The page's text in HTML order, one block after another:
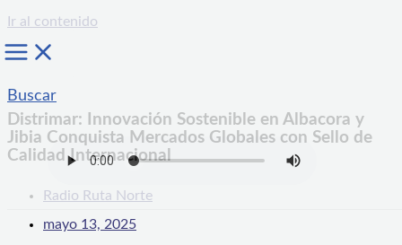
Ir al contenido
Buscar
Distrimar: Innovación Sostenible en Albacora y
Jibia Conquista Mercados Globales con Sello de
Calidad Internacional
Radio Ruta Norte
mayo 13, 2025